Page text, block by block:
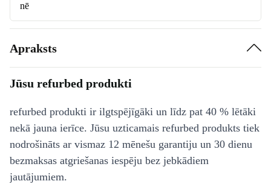
nē
Apraksts
Jūsu refurbed produkti
refurbed produkti ir ilgtspējīgāki un līdz pat 40 % lētāki
nekā jauna ierīce. Jūsu uzticamais refurbed produkts tiek
nodrošināts ar vismaz 12 mēnešu garantiju un 30 dienu
bezmaksas atgriešanas iespēju bez jebkādiem
jautājumiem.